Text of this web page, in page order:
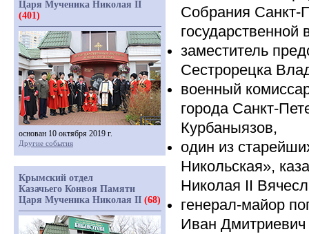
Собрания Санкт-
заместитель
Сестрорецка
военный
города Санкт-
Курбаныязов,
один из
Никольская»,
Николая II
генерал-майор
Иван
Царя Мученика Николая II
(401)
основан 10 октября 2019 г.
Другие события
Крымский отдел
Казачьего Конвоя Памяти
Царя Мученика Николая II (68)